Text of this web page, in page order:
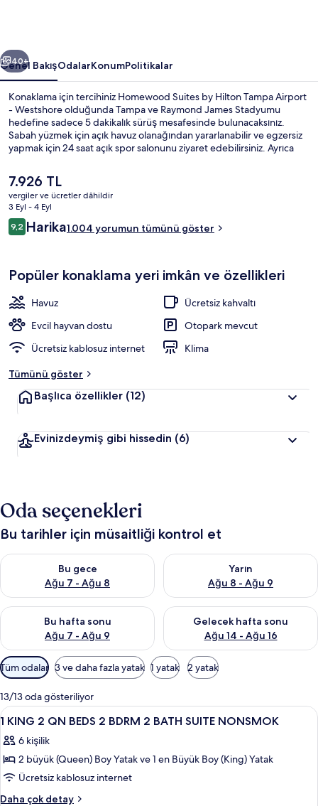
için
fotoğraf
galerisi
Sonraki
40+
Genel BakışOdalarKonumPolitikalar
Konaklama için tercihiniz Homewood Suites by Hilton Tampa Airport
- Westshore olduğunda Tampa ve Raymond James Stadyumu
hedefine sadece 5 dakikalık sürüş mesafesinde bulunacaksınız.
Sabah yüzmek için açık havuz olanağından yararlanabilir ve egzersiz
yapmak için 24 saat açık spor salonunu ziyaret edebilirsiniz. Ayrıca
mesafesindedir. Yardıma hazır personel ve havaalanına yakın konum
misafirlerden iyi puan alıyor.
Şu
anki
fiyat
7.926 TL
7.926 TL
vergiler ve ücretler dâhildir
3 Eyl - 4 Eyl
Yorumlar
9,29,2/10
Harika1.004 yorumun tümünü göster
Popüler konaklama yeri imkân ve özellikleri
Havuz
Ücretsiz kahvaltı
Evcil hayvan dostu
Otopark mevcut
Ücretsiz kablosuz internet
Klima
Tümünü göster
Başlıca özellikler (12)
Evinizdeymiş gibi hissedin (6)
Oda seçenekleri
Bu tarihler için müsaitliği kontrol et
Bu gece
Ağu 7 - Ağu 8
Bu gece için müsaitliği kontrol et Ağu 7 - Ağu 8
Yarın
Ağu 8 - Ağu 9
Yarın için müsaitliği kontrol
Bu hafta sonu
Ağu 7 - Ağu 9
Bu hafta sonu için müsaitliği kontrol et Ağu 7 - Ağu 9
Gelecek hafta sonu
Ağu 14 - Ağu 16
Önümüzdeki hafta sonu için
Odalar
için
mevcut
filtreler
Tüm odalar 3 ve daha fazla yatak 1 yatak 2 yatak
13/13 oda gösteriliyor
1
KING
2
QN
BEDS
2
Masa, ütü/ütü masası, ücretsiz beşik/
29
1 KING 2 QN BEDS 2 BDRM 2 BATH SUITE NONSMOK
6 kişilik
2 büyük (Queen) Boy Yatak ve 1 en Büyük Boy (King) Yatak
Ücretsiz kablosuz internet
Daha çok detay
1